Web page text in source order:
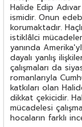
Halide Edip
ismidir. Onun
korumaktadır.
istiklâlci
yanında
dayalı yanlış
çalışmaları da
romanlarıyla
katkıları olan
dikkat çekicidir.
mücadelesi
hocaların farklı